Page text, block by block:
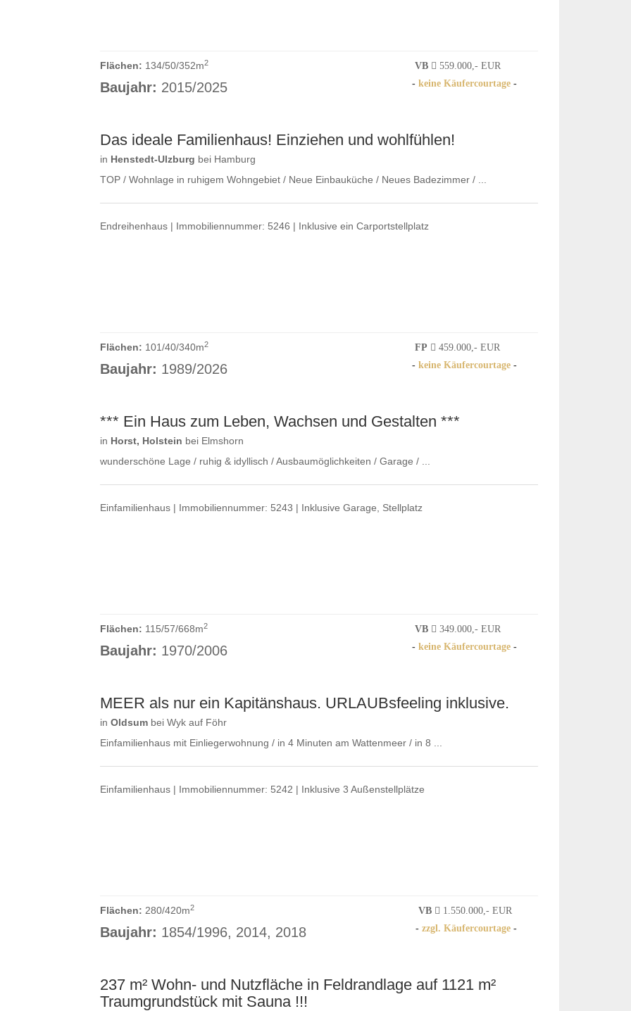
Flächen: 134/50/352m2
Baujahr: 2015/2025
VB
559.000,- EUR
- keine Käufercourtage -
Das ideale Familienhaus! Einziehen und wohlfühlen!
in Henstedt-Ulzburg bei Hamburg
TOP / Wohnlage in ruhigem Wohngebiet / Neue Einbauküche / Neues Badezimmer / ...
Endreihenhaus | Immobiliennummer: 5246 | Inklusive ein Carportstellplatz
Flächen: 101/40/340m2
Baujahr: 1989/2026
FP
459.000,- EUR
- keine Käufercourtage -
*** Ein Haus zum Leben, Wachsen und Gestalten ***
in Horst, Holstein bei Elmshorn
wunderschöne Lage / ruhig & idyllisch / Ausbaumöglichkeiten / Garage / ...
Einfamilienhaus | Immobiliennummer: 5243 | Inklusive Garage, Stellplatz
Flächen: 115/57/668m2
Baujahr: 1970/2006
VB
349.000,- EUR
- keine Käufercourtage -
MEER als nur ein Kapitänshaus. URLAUBsfeeling inklusive.
in Oldsumbei Wyk auf Föhr
Einfamilienhaus mit Einliegerwohnung / in 4 Minuten am Wattenmeer / in 8 ...
Einfamilienhaus | Immobiliennummer: 5242 | Inklusive 3 Außenstellplätze
Flächen: 280/420m2
Baujahr: 1854/1996, 2014, 2018
VB
1.550.000,- EUR
- zzgl. Käufercourtage -
237 m² Wohn- und Nutzfläche in Feldrandlage auf 1121 m²
Traumgrundstück mit Sauna !!!